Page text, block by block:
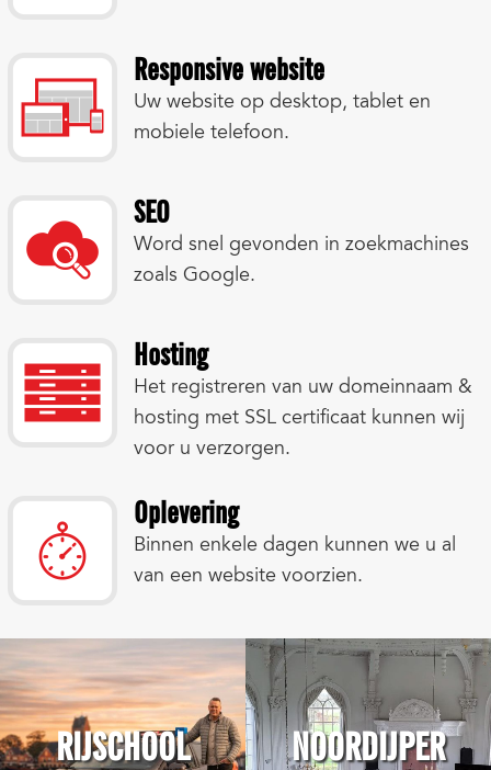
Responsive website
Uw website op desktop, tablet en
mobiele telefoon.
SEO
Word snel gevonden in zoekmachines
zoals Google.
Hosting
Het registreren van uw domeinnaam &
hosting met SSL certificaat kunnen wij
voor u verzorgen.
Oplevering
Binnen enkele dagen kunnen we u al
van een website voorzien.
RIJSCHOOL
NOORDIJPER